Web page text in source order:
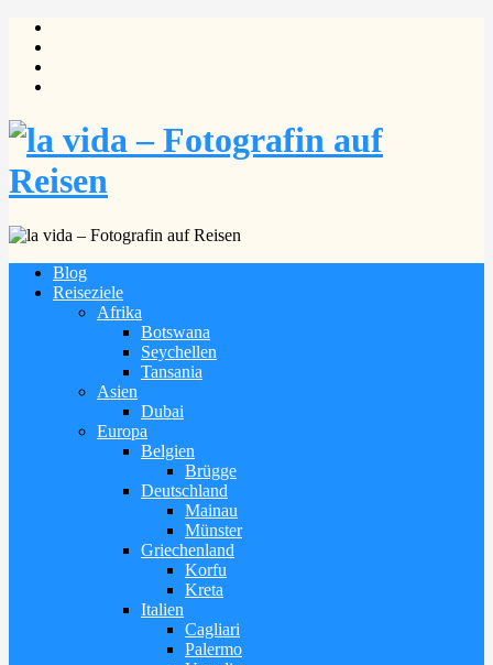
Blog
Reiseziele
Afrika
Botswana
Seychellen
Tansania
Asien
Dubai
Europa
Belgien
Brügge
Deutschland
Mainau
Münster
Griechenland
Korfu
Kreta
Italien
Cagliari
Palermo